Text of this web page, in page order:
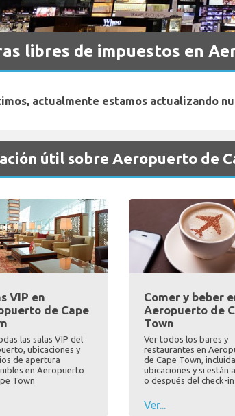
libres de impuestos en
actualmente estamos actualizando
útil sobre Aeropuerto de
VIP en
de Cape
las salas VIP del
ubicaciones y
de apertura
en Aeropuerto
Town
Comer y beber
Aeropuerto de
Town
Ver todos los bares y
restaurantes en
de Cape Town,
ubicaciones y si están
o después del check-in
Ver...